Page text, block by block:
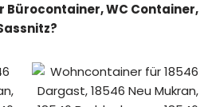
Bürocontainer, WC Container,